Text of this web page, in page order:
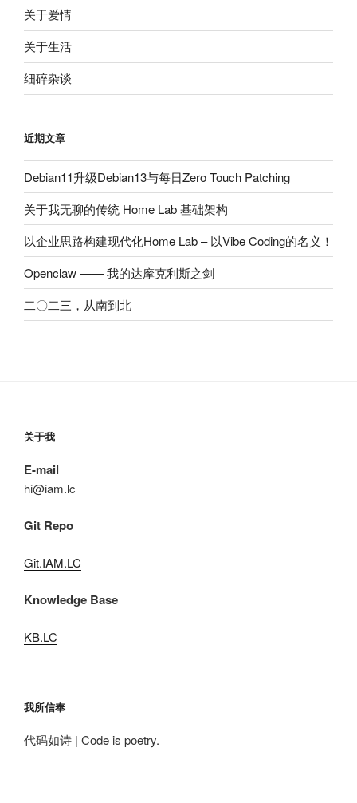
关于爱情
关于生活
细碎杂谈
近期文章
Debian11升级Debian13与每日Zero Touch Patching
关于我无聊的传统 Home Lab 基础架构
以企业思路构建现代化Home Lab – 以Vibe Coding的名义！
Openclaw —— 我的达摩克利斯之剑
二〇二三，从南到北
关于我
E-mail
hi@iam.lc
Git Repo
Git.IAM.LC
Knowledge Base
KB.LC
我所信奉
代码如诗 | Code is poetry.